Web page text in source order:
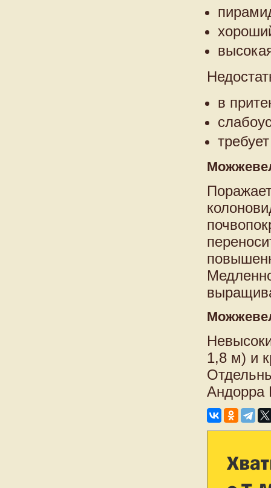
в
1,8 м) и
Андорра